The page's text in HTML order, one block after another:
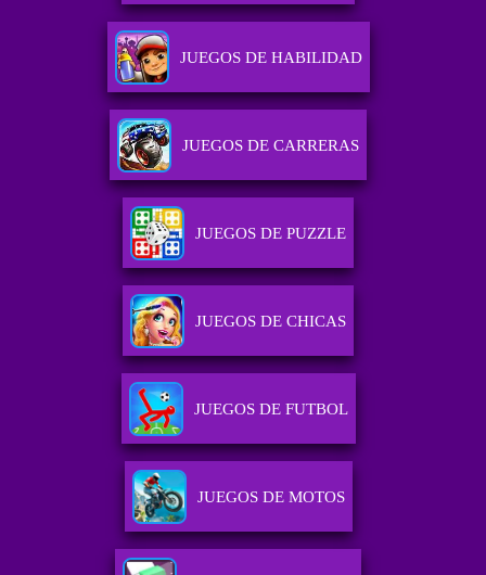
JUEGOS DE HABILIDAD
JUEGOS DE CARRERAS
JUEGOS DE PUZZLE
JUEGOS DE CHICAS
JUEGOS DE FUTBOL
JUEGOS DE MOTOS